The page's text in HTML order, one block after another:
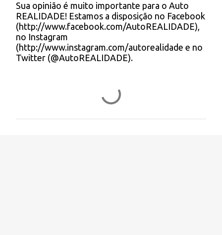
c
o
m
e
n
t
Sua opinião é muito importante para o Auto
REALIDADE! Estamos a disposição no Facebook
(http://www.facebook.com/AutoREALIDADE),
no Instagram
(http://www.instagram.com/autorealidade e no
Twitter (@AutoREALIDADE).